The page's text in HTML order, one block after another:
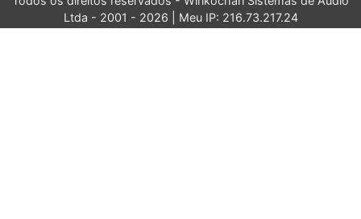
Ltda - 2001 - 2026 | Meu IP: 216.73.217.24